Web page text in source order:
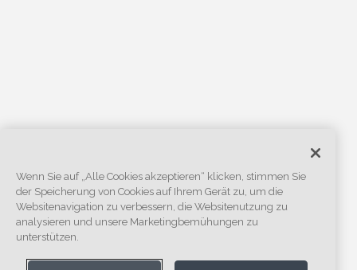
Wenn Sie auf „Alle Cookies akzeptieren“ klicken, stimmen Sie
der Speicherung von Cookies auf Ihrem Gerät zu, um die
Websitenavigation zu verbessern, die Websitenutzung zu
analysieren und unsere Marketingbemühungen zu
unterstützen.